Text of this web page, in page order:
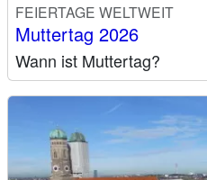
FEIERTAGE WELTWEIT
Muttertag 2026
Wann ist Muttertag?